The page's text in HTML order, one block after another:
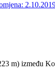
m) između